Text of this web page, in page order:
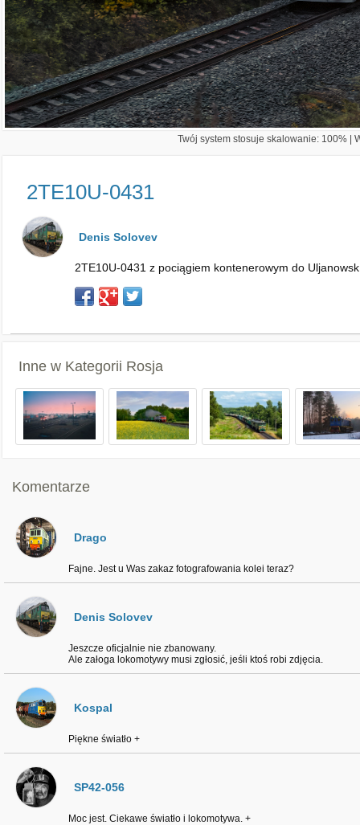
Twój system stosuje skalowanie: 100% |
2TE10U-0431
Denis Solovev
2TE10U-0431 z pociągiem kontenerowym do
Inne w Kategorii Rosja
Komentarze
Drago
Fajne. Jest u Was zakaz fotografowania kolei teraz?
Denis Solovev
Jeszcze oficjalnie nie zbanowany.
Ale załoga lokomotywy musi zgłosić, jeśli ktoś robi zdjęcia.
Kospal
Piękne światło +
SP42-056
Moc jest. Ciekawe światło i lokomotywa. +